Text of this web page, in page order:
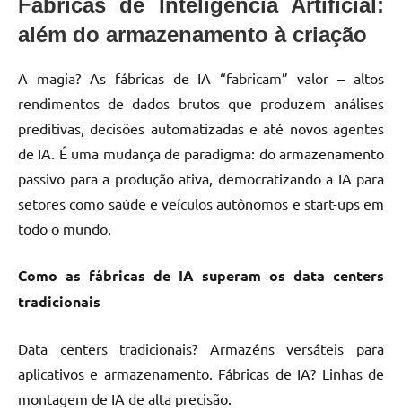
Fábricas de Inteligência Artificial:
além do armazenamento à criação
A magia? As fábricas de IA “fabricam” valor – altos
rendimentos de dados brutos que produzem análises
preditivas, decisões automatizadas e até novos agentes
de IA. É uma mudança de paradigma: do armazenamento
passivo para a produção ativa, democratizando a IA para
setores como saúde e veículos autônomos e start-ups em
todo o mundo.
Como as fábricas de IA superam os data centers
tradicionais
Data centers tradicionais? Armazéns versáteis para
aplicativos e armazenamento. Fábricas de IA? Linhas de
montagem de IA de alta precisão.